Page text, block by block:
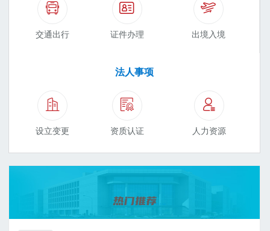
交通出行 证件办理 出境入境
法人事项
设立变更 资质认证 人力资源